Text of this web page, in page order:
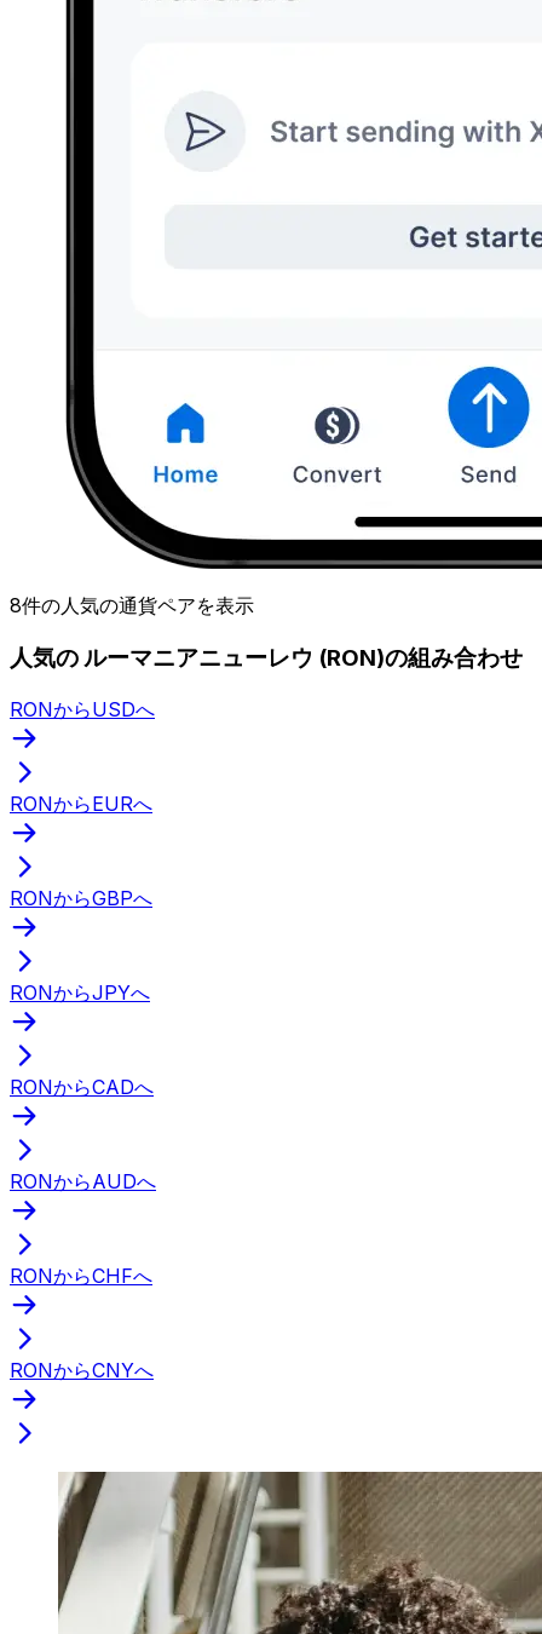
8件の人気の通貨ペアを表示
人気の ルーマニアニューレウ (RON)の組み合わせ
RONからUSDへ
RONからEURへ
RONからGBPへ
RONからJPYへ
RONからCADへ
RONからAUDへ
RONからCHFへ
RONからCNYへ